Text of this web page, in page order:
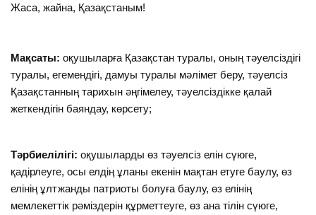
Жаса, жайна, Қазақстаным!
Мақсаты:оқушыларға Қазақстан туралы, оның тәуелсіздігі
туралы, егемендігі, дамуы туралы мәлімет беру, тәуелсіз
Қазақстанның тарихын әңгімелеу, тәуелсіздікке қалай
жеткендігін баяндау, көрсету;
Тәрбиелілігі:оқушыларды өз тәуелсіз елін сүюге,
қадірлеуге, осы елдің ұланы екенін мақтан етуге баулу, өз
елінің ұлтжанды патриоты болуға баулу, өз елінің
мемлекеттік рәміздерін құрметтеуге, өз ана тілін сүюге,